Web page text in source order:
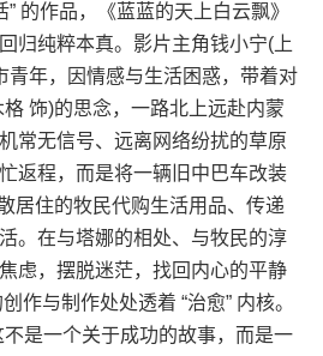
的作品，《蓝蓝的天上白云飘》
归纯粹本真。影片主角钱小宁(上
青年，因情感与生活困惑，带着对
饰)的思念，一路北上远赴内蒙
常无信号、远离网络纷扰的草原
返程，而是将一辆旧中巴车改装
居住的牧民代购生活用品、传递
。在与塔娜的相处、与牧民的淳
虑，摆脱迷茫，找回内心的平静
作与制作处处透着 “治愈” 内核。
不是一个关于成功的故事，而是一